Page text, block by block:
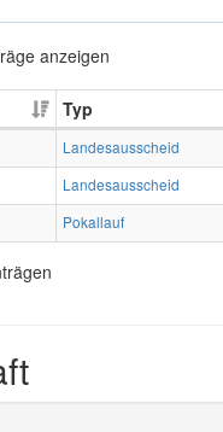
anzeigen
Typ
Landesausscheid
Landesausscheid
Pokallauf